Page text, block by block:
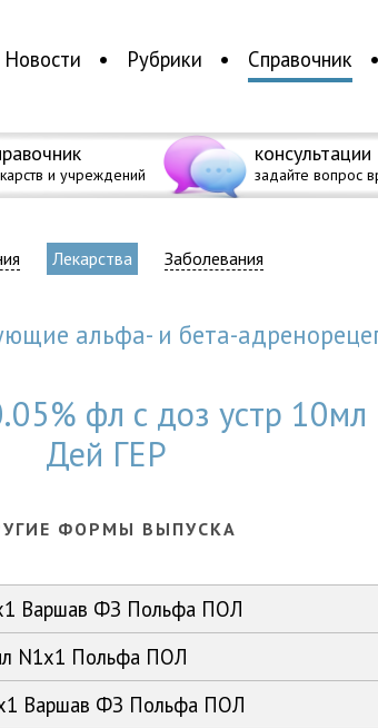
Новости Рубрики Справочник
и учреждений
консультации
задайте вопрос
Лекарства Заболевания
альфа- и бета-
фл с доз устр
Дей ГЕР
ФОРМЫ ВЫПУСКА
Варшав ФЗ Польфа ПОЛ
N1x1 Польфа ПОЛ
Варшав ФЗ Польфа ПОЛ